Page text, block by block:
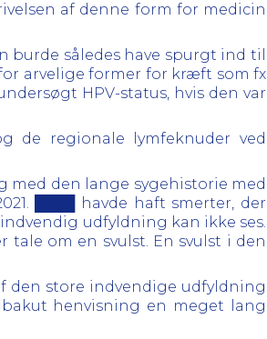
af denne form for medicin
burde således have spurgt ind til
arvelige former for kræft som fx
HPV-status, hvis den var
de regionale lymfeknuder ved
med den lange sygehistorie med
████ havde haft smerter, der
udfyldning kan ikke ses.
om en svulst. En svulst i den
den store indvendige udfyldning
henvisning en meget lang